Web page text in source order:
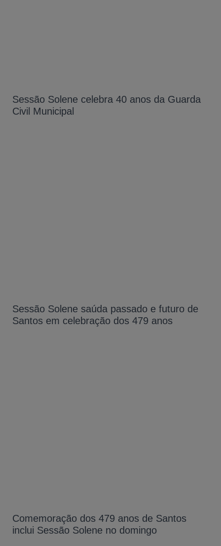
Sessão Solene celebra 40 anos da Guarda
Civil Municipal
Sessão Solene saúda passado e futuro de
Santos em celebração dos 479 anos
Comemoração dos 479 anos de Santos
inclui Sessão Solene no domingo